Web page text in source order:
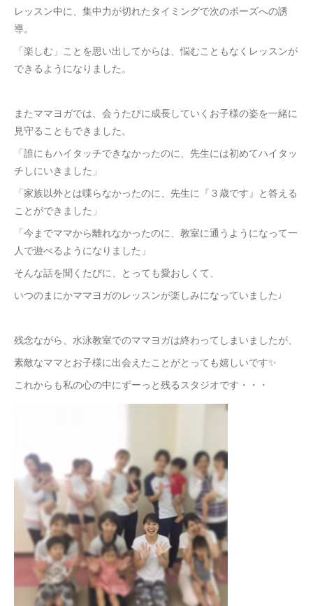
レッスン中に、集中力が切れたタイミングで次のポーズへの誘
導。
「楽しむ」ことを思い出してからは、悩むこともなくレッスンが
できるようになりました。
またママヨガでは、会うたびに成長していくお子様の姿を一緒に
見守ることもできました。
「誰にもハイタッチできなかったのに、先生には初めてハイタッ
チしにいきました」
「家族以外とは喋らなかったのに、先生に『３歳です』と答える
ことができました」
「今までママから離れなかったのに、教室に通うようになって一
人で遊べるようになりました」
そんな話を聞くたびに、とっても愛おしくて、
いつのまにかママヨガのレッスンが楽しみになっていました♩
残念ながら、水泳教室でのママヨガは終わってしまいましたが、
素敵なママとお子様に出会えたことがとっても嬉しいです✨
これからも私の心の中にずーっと残るスタジオです・・・